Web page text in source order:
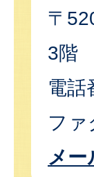
〒
3階
電話
ファ
メー